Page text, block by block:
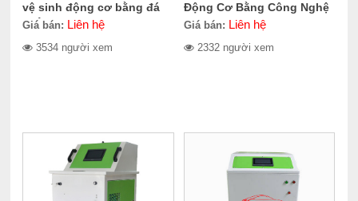
vệ sinh động cơ bằng đá
khô CERES CER-705.2000
Giá bán: Liên hệ
3534 người xem
Động Cơ Bằng Công Nghệ
Oxyhydrogen Kawasami
Giá bán: Liên hệ
2332 người xem